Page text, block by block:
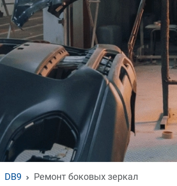
DB9
Ремонт боковых зеркал